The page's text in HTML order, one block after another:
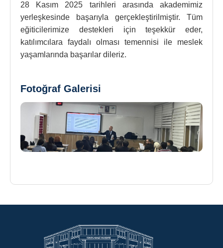
28 Kasım 2025 tarihleri arasında akademimiz
yerleşkesinde başarıyla gerçekleştirilmiştir. Tüm
eğiticilerimize destekleri için teşekkür eder,
katılımcılara faydalı olması temennisi ile meslek
yaşamlarında başarılar dileriz.
Fotoğraf Galerisi